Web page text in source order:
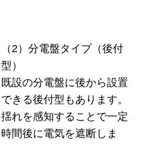
（2）分電盤タイプ（後付
型）
既設の分電盤に後から設置
できる後付型もあります。
揺れを感知することで一定
時間後に電気を遮断しま